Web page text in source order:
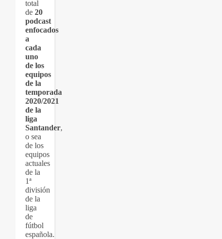
total
de 20
podcast
enfocados
a
cada
uno
de los
equipos
de la
temporada
2020/2021
de la
liga
Santander,
o sea
de los
equipos
actuales
de la
1ª
división
de la
liga
de
fútbol
española.